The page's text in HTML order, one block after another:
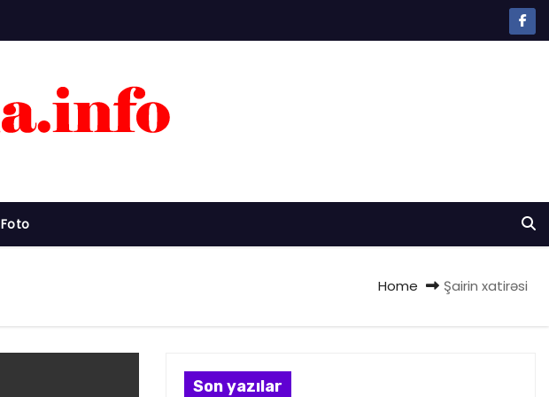
Foto
Home Şairin xatirəsi
Son yazılar